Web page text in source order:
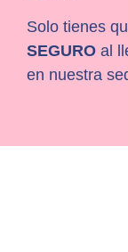
Solo tienes
SEGURO al
en nuestra